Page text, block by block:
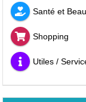
Santé et
Shopping
Utiles /